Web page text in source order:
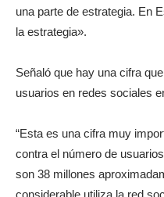
una parte de estrategia. En
la estrategia».
Señaló que hay una cifra
usuarios en redes sociales
“Esta es una cifra muy
contra el número de
son 38 millones